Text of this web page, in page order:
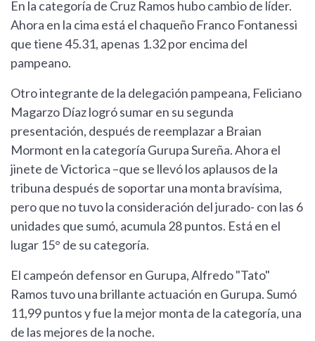
En la categoría de Cruz Ramos hubo cambio de líder.
Ahora en la cima está el chaqueño Franco Fontanessi
que tiene 45.31, apenas 1.32 por encima del
pampeano.
Otro integrante de la delegación pampeana, Feliciano
Magarzo Díaz logró sumar en su segunda
presentación, después de reemplazar a Braian
Mormont en la categoría Gurupa Sureña. Ahora el
jinete de Victorica –que se llevó los aplausos de la
tribuna después de soportar una monta bravísima,
pero que no tuvo la consideración del jurado- con las 6
unidades que sumó, acumula 28 puntos. Está en el
lugar 15° de su categoría.
El campeón defensor en Gurupa, Alfredo "Tato"
Ramos tuvo una brillante actuación en Gurupa. Sumó
11,99 puntos y fue la mejor monta de la categoría, una
de las mejores de la noche.